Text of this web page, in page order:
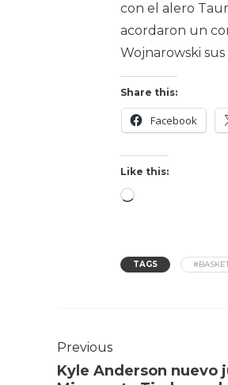
con el alero
acordaron un
Wojnarowski
Share this:
Facebook
Like this:
TAGS
Previous
Kyle Anderson nuevo